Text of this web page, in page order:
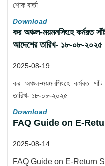
শোক বার্তা
Download
কর অঞ্চল-ময়মনসিংহে কর্মরত
আদেশের তারিখ- ১৮-০৮-২০২৫
2025-08-19
কর অঞ্চল-ময়মনসিংহে কর্মরত
তারিখ- ১৮-০৮-২০২৫
Download
FAQ Guide on E-
2025-08-14
FAQ Guide on E-Return